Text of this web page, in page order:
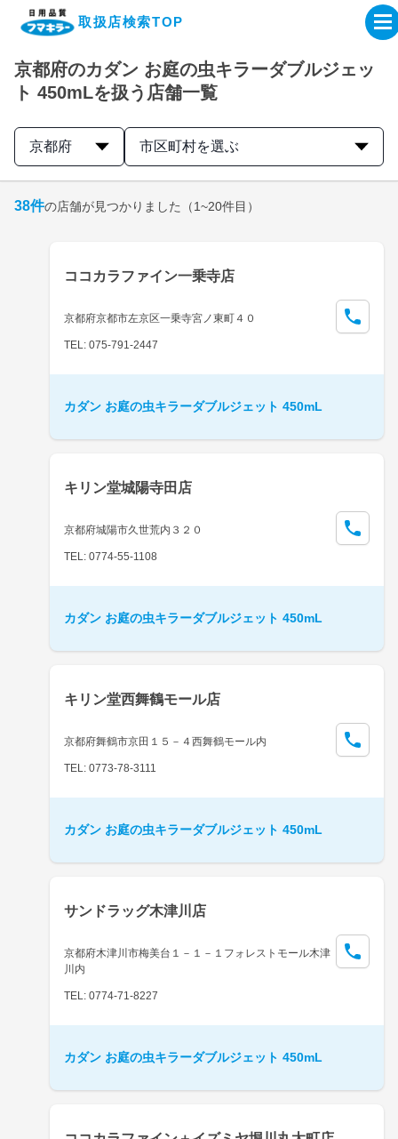
取扱店検索TOP
企業・IR情報サイト
製品情報サイト
取扱店検索はこちら
京都府のカダン お庭の虫キラーダブルジェッ
ト 450mLを扱う店舗一覧
京都府 市区町村を選ぶ
38件の店舗が見つかりました （1~20件目）
ココカラファイン一乗寺店
京都府京都市左京区一乗寺宮ノ東町４０
TEL: 075-791-2447
カダン お庭の虫キラーダブルジェット 450mL
キリン堂城陽寺田店
京都府城陽市久世荒内３２０
TEL: 0774-55-1108
カダン お庭の虫キラーダブルジェット 450mL
キリン堂西舞鶴モール店
京都府舞鶴市京田１５－４西舞鶴モール内
TEL: 0773-78-3111
カダン お庭の虫キラーダブルジェット 450mL
サンドラッグ木津川店
京都府木津川市梅美台１－１－１フォレストモール木津
川内
TEL: 0774-71-8227
カダン お庭の虫キラーダブルジェット 450mL